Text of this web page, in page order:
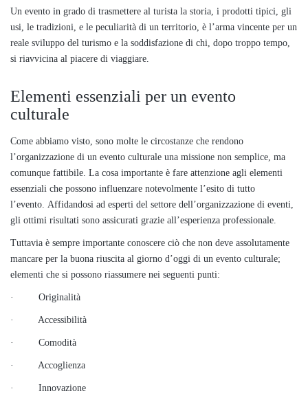
Un evento in grado di trasmettere al turista la storia, i prodotti tipici, gli
usi, le tradizioni, e le peculiarità di un territorio, è l’arma vincente per un
reale sviluppo del turismo e la soddisfazione di chi, dopo troppo tempo,
si riavvicina al piacere di viaggiare.
Elementi essenziali per un evento
culturale
Come abbiamo visto, sono molte le circostanze che rendono
l’organizzazione di un evento culturale una missione non semplice, ma
comunque fattibile. La cosa importante è fare attenzione agli elementi
essenziali che possono influenzare notevolmente l’esito di tutto
l’evento. Affidandosi ad esperti del settore dell’organizzazione di eventi,
gli ottimi risultati sono assicurati grazie all’esperienza professionale.
Tuttavia è sempre importante conoscere ciò che non deve assolutamente
mancare per la buona riuscita al giorno d’oggi di un evento culturale;
elementi che si possono riassumere nei seguenti punti:
· Originalità
· Accessibilità
· Comodità
· Accoglienza
· Innovazione